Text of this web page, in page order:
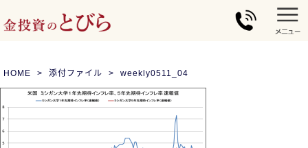
HOME 添付ファイル weekly0511_04